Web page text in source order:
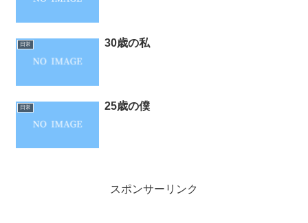
日常 30歳の私
日常 25歳の僕
スポンサーリンク